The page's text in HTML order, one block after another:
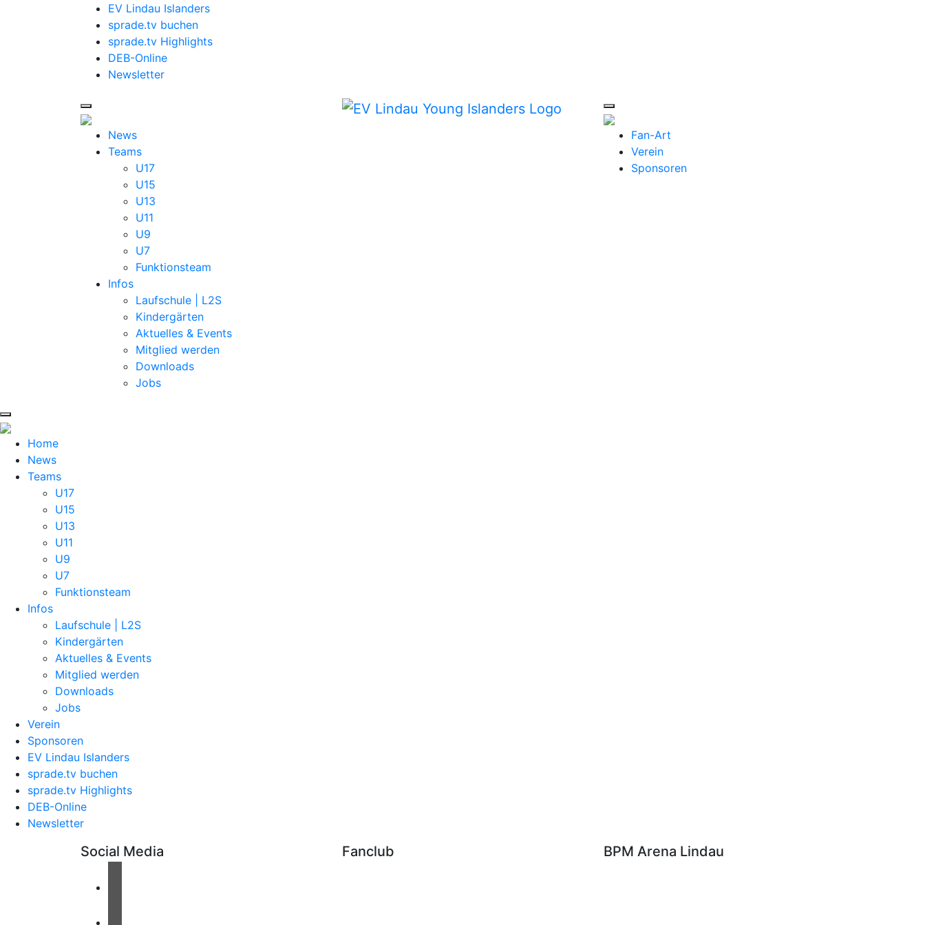
EV Lindau Islanders
sprade.tv buchen
sprade.tv Highlights
DEB-Online
Newsletter
News
Teams
U17
U15
U13
U11
U9
U7
Funktionsteam
Infos
Laufschule | L2S
Kindergärten
Aktuelles & Events
Mitglied werden
Downloads
Jobs
Fan-Art
Verein
Sponsoren
Home
News
Teams
U17
U15
U13
U11
U9
U7
Funktionsteam
Infos
Laufschule | L2S
Kindergärten
Aktuelles & Events
Mitglied werden
Downloads
Jobs
Verein
Sponsoren
EV Lindau Islanders
sprade.tv buchen
sprade.tv Highlights
DEB-Online
Newsletter
Social Media Fanclub BPM Arena Lindau